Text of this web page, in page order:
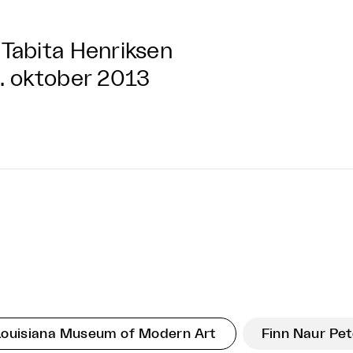
Tabita Henriksen
oktober 2013
Museum of Modern Art Finn Naur